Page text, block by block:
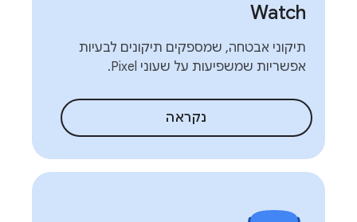
Watch
תיקוני אבטחה, שמספקים תיקונים לבעיות
אפשריות שמשפיעות על שעוני Pixel.
נקראה